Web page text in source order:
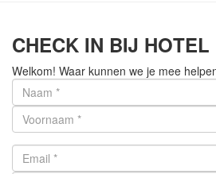
CHECK IN BIJ
Welkom! Waar kunnen we je mee